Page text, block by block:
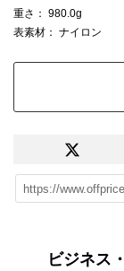
重さ ： 980.0g
表素材 ： ナイロン
ビジネス